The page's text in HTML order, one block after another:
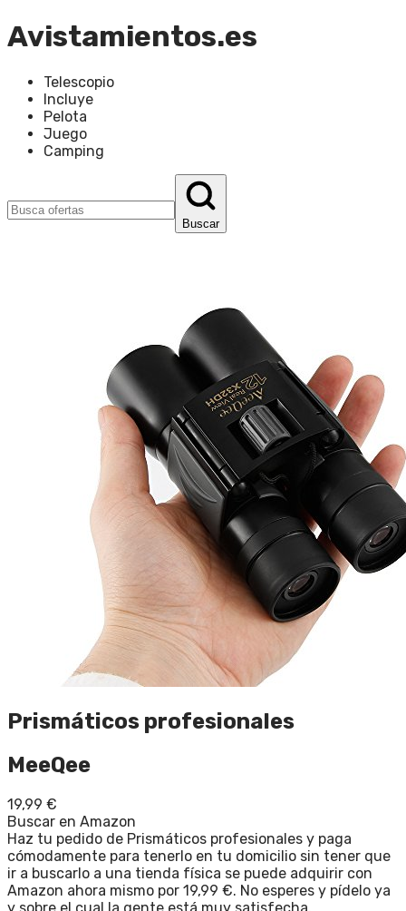
Avistamientos.es
Telescopio
Incluye
Pelota
Juego
Camping
Buscar
Prismáticos profesionales
MeeQee
19,99 €
Buscar en Amazon
Haz tu pedido de Prismáticos profesionales y paga
cómodamente para tenerlo en tu domicilio sin tener que
ir a buscarlo a una tienda física se puede adquirir con
Amazon ahora mismo por 19,99 €. No esperes y pídelo ya
y sobre el cual la gente está muy satisfecha.